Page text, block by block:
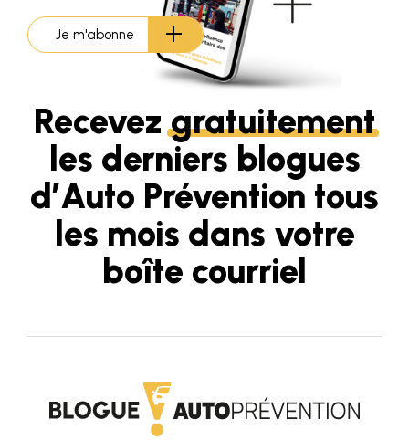
Recevezgratuitement
les derniers blogues
d’Auto Prévention tous
les mois dans votre
boîte courriel
Je m'abonne